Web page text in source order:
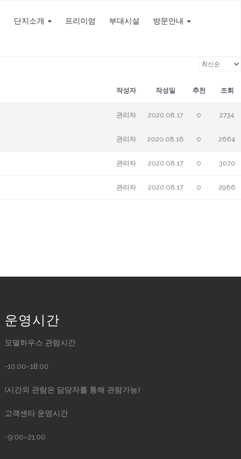
단지소개 프리미엄 부대시설 방문안내
작성자 작성일 추천 조회
관리자 2020.08.17 0 2734
관리자 2020.08.16 0 2664
관리자 2020.08.17 0 3070
관리자 2020.08.17 0 2986
운영시간
모델하우스 관람시간
-10:00~18:00
(시간외 관람은 담당자를 통해 관람가능)
고객센타 운영시간
-9:00~21:00